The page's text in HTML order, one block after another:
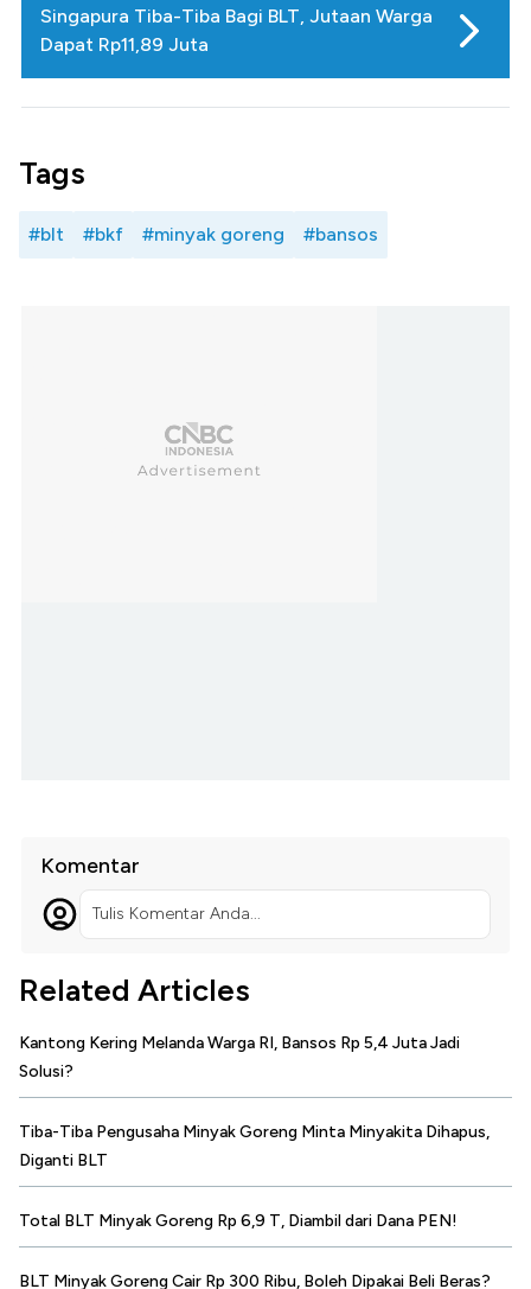
Singapura Tiba-Tiba Bagi BLT, Jutaan Warga
Dapat Rp11,89 Juta
Tags
#blt #bkf #minyak goreng #bansos
Komentar
Tulis Komentar Anda...
Related Articles
Kantong Kering Melanda Warga RI, Bansos Rp 5,4 Juta Jadi
Solusi?
Tiba-Tiba Pengusaha Minyak Goreng Minta Minyakita Dihapus,
Diganti BLT
Total BLT Minyak Goreng Rp 6,9 T, Diambil dari Dana PEN!
BLT Minyak Goreng Cair Rp 300 Ribu, Boleh Dipakai Beli Beras?